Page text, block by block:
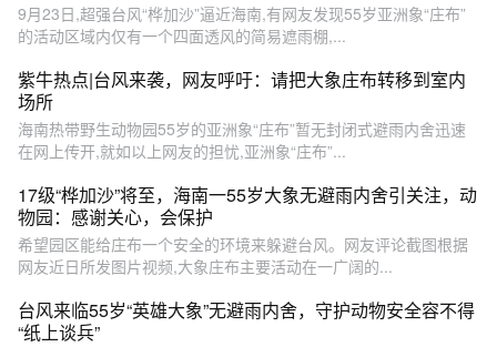
9月23日,超强台风“桦加沙”逼近海南,有网友发现55岁亚洲象“庄布”
的活动区域内仅有一个四面透风的简易遮雨棚,...
紫牛热点|台风来袭，网友呼吁：请把大象庄布转移到室内
场所
海南热带野生动物园55岁的亚洲象“庄布”暂无封闭式避雨内舍迅速
在网上传开,就如以上网友的担忧,亚洲象“庄布”...
17级“桦加沙”将至，海南一55岁大象无避雨内舍引关注，动
物园：感谢关心，会保护
希望园区能给庄布一个安全的环境来躲避台风。网友评论截图根据
网友近日所发图片视频,大象庄布主要活动在一广阔的...
台风来临55岁“英雄大象”无避雨内舍，守护动物安全容不得
“纸上谈兵”